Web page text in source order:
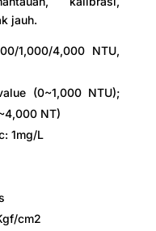
jauh.
1,000/4,000 NTU,
(0~1,000 NTU);
NT)
1mg/L
cm2